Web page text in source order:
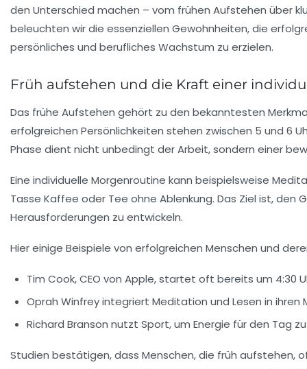
den Unterschied machen – vom frühen Aufstehen über
beleuchten wir die essenziellen Gewohnheiten, die
persönliches und berufliches Wachstum zu erzielen.
Früh aufstehen und die Kraft einer
Das frühe Aufstehen gehört zu den bekanntesten
erfolgreichen Persönlichkeiten stehen zwischen 5 und 6
Phase dient nicht unbedingt der Arbeit, sondern einer
Eine individuelle Morgenroutine kann beispielsweise
Tasse Kaffee oder Tee ohne Ablenkung. Das Ziel ist,
Herausforderungen zu entwickeln.
Hier einige Beispiele von erfolgreichen Menschen und
Tim Cook, CEO von Apple, startet oft bereits um 4:30
Oprah Winfrey integriert Meditation und Lesen in ihren
Richard Branson nutzt Sport, um Energie für den Tag
Studien bestätigen, dass Menschen, die früh aufstehen,